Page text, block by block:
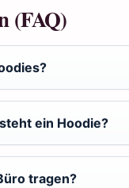
(FAQ)
ein Hoodie?
tragen?